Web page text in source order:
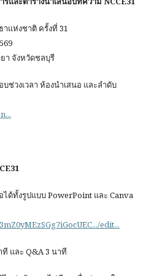
แห่งชาติ ครั้งที่ 31
า จังหวัดชลบุรี
ช่วงเวลา ห้องนำเสนอ และลำดับ
ด้ทั้งรูปแบบ PowerPoint และ Canva
edit...
ที และ Q&A 3 นาที